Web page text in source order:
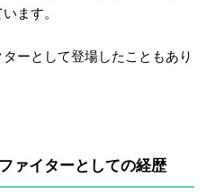
ます。
ーとして登場したこともあり
ァイターとしての経歴